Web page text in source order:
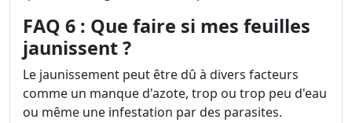
FAQ 6 : Que faire si mes feuilles
jaunissent ?
Le jaunissement peut être dû à divers facteurs
comme un manque d'azote, trop ou trop peu d'eau
ou même une infestation par des parasites.